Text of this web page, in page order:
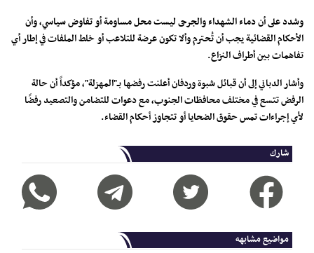
وشدد على أن دماء الشهداء والجرحى ليست محل مساومة أو تفاوض سياسي، وأن
الأحكام القضائية يجب أن تُحترم وألا تكون عرضة للتلاعب أو خلط الملفات في إطار أي
تفاهمات بين أطراف النزاع.
وأشار الدباني إلى أن قبائل شبوة وردفان أعلنت رفضها بـ"المهزلة"، مؤكداً أن حالة
الرفض تتسع في مختلف محافظات الجنوب، مع دعوات للتضامن والتصعيد رفضًا
لأي إجراءات تمس حقوق الضحايا أو تتجاوز أحكام القضاء.
شارك
مواضيع مشابهه